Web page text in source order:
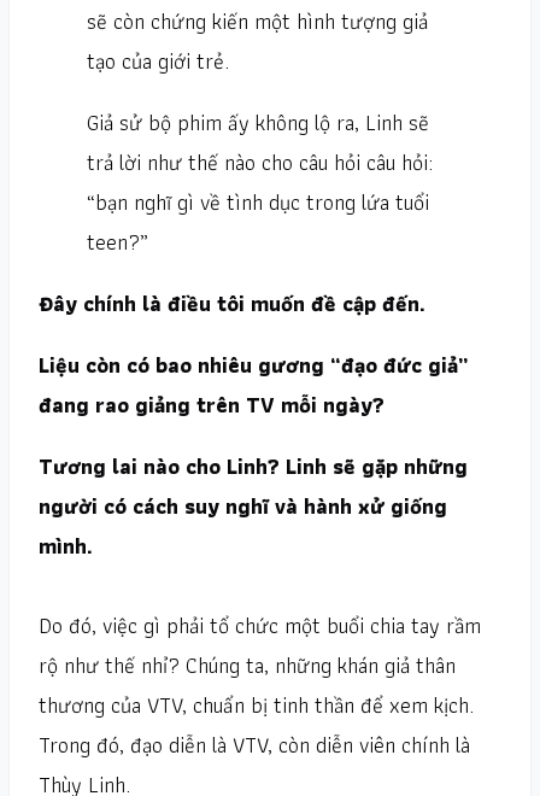
sẽ còn chứng kiến một hình tượng giả
tạo của giới trẻ.
Giả sử bộ phim ấy không lộ ra, Linh sẽ
trả lời như thế nào cho câu hỏi câu hỏi:
“bạn nghĩ gì về tình dục trong lứa tuổi
teen?”
Đây chính là điều tôi muốn đề cập đến.
Liệu còn có bao nhiêu gương “đạo đức giả”
đang rao giảng trên TV mỗi ngày?
Tương lai nào cho Linh? Linh sẽ gặp những
người có cách suy nghĩ và hành xử giống
mình.
Do đó, việc gì phải tổ chức một buổi chia tay rầm
rộ như thế nhỉ? Chúng ta, những khán giả thân
thương của VTV, chuẩn bị tinh thần để xem kịch.
Trong đó, đạo diễn là VTV, còn diễn viên chính là
Thùy Linh.